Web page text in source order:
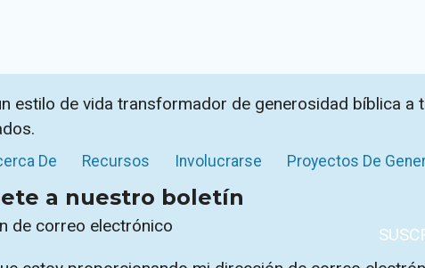
estilo de vida transformador de generosidad bíblica
De Recursos Involucrarse Proyectos De
a nuestro boletín